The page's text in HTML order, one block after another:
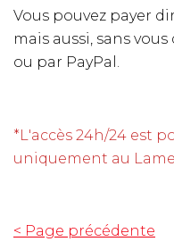
Vous pouvez payer
mais aussi, sans vous
ou par PayPal.
*L'accès 24h/24 est
uniquement au
< Page précédente